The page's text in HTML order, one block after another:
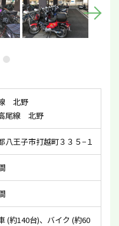
北野
尾線 北野
八王子市打越町３３５−１
(約140台)、バイク (約60